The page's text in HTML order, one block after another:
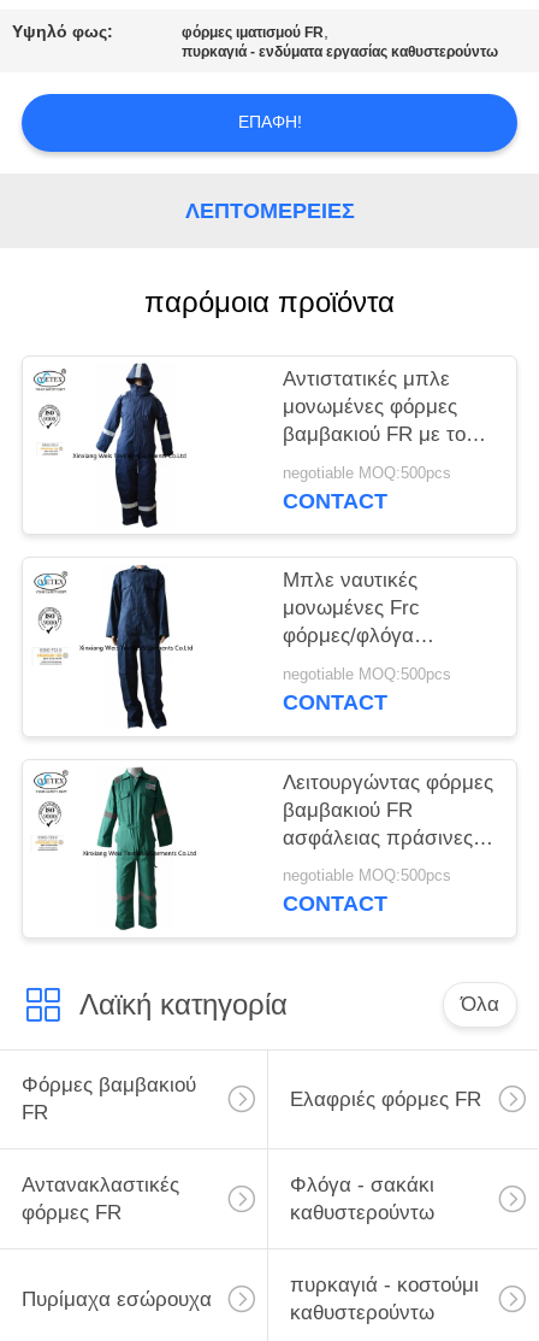
ΖΗΤΉΣΤΕ
ΑΠΌΣΠΑΣΜΑ
Υψηλό φως: φόρμες ιματισμού FR,
πυρκαγιά - ενδύματα εργασίας καθυστερούντω
ΕΠΑΦΉ!
ΛΕΠΤΟΜΈΡΕΙΕΣ
παρόμοια προϊόντα
Αντιστατικές μπλε
μονωμένες φόρμες
βαμβακιού FR με το
χειμώνα 300gsm
κουκουλών
negotiable MOQ:500pcs
CONTACT
Μπλε ναυτικές
μονωμένες Frc
φόρμες/φλόγα
γυναικών ανδρών -
καθυστερών Workwear
negotiable MOQ:500pcs
CONTACT
Λειτουργώντας φόρμες
βαμβακιού FR
ασφάλειας πράσινες/
πυρίμαχες μονωμένες
φόρμες
negotiable MOQ:500pcs
CONTACT
Λαϊκή κατηγορία Όλα
Φόρμες βαμβακιού
FR
Ελαφριές φόρμες FR
Αντανακλαστικές
φόρμες FR
Φλόγα - σακάκι
καθυστερούντω
Πυρίμαχα εσώρουχα
πυρκαγιά - κοστούμι
καθυστερούντω